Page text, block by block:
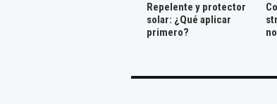
Repelente y protector
solar: ¿Qué aplicar
primero?